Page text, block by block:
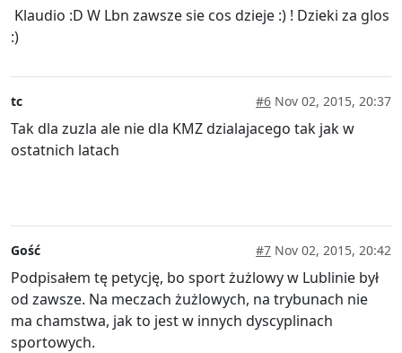
Klaudio :D W Lbn zawsze sie cos dzieje :) ! Dzieki za glos
:)
tc #6 Nov 02, 2015, 20:37
Tak dla zuzla ale nie dla KMZ dzialajacego tak jak w
ostatnich latach
Gość #7 Nov 02, 2015, 20:42
Podpisałem tę petycję, bo sport żużlowy w Lublinie był
od zawsze. Na meczach żużlowych, na trybunach nie
ma chamstwa, jak to jest w innych dyscyplinach
sportowych.